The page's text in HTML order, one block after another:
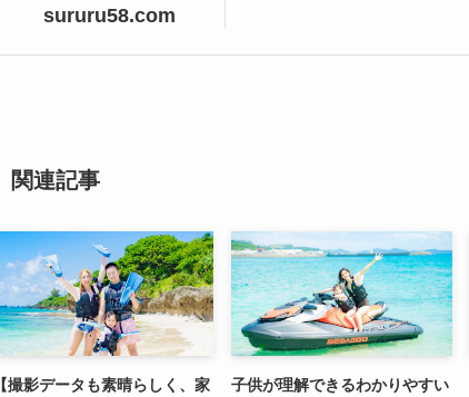
sururu58.com
関連記事
【撮影データも素晴らしく、家
子供が理解できるわかりやすい